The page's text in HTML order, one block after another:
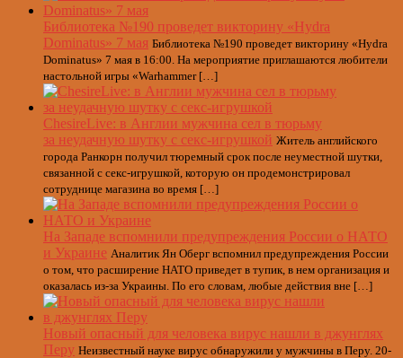
Библиотека №190 проведет викторину «Hydra
Dominatus» 7 мая Библиотека №190 проведет викторину «Hydra
Dominatus» 7 мая в 16:00. На мероприятие приглашаются любители
настольной игры «Warhammer […]
ChesireLive: в Англии мужчина сел в тюрьму
за неудачную шутку с секс-игрушкой Житель английского
города Ранкорн получил тюремный срок после неуместной шутки,
связанной с секс-игрушкой, которую он продемонстрировал
сотруднице магазина во время […]
На Западе вспомнили предупреждения России о НАТО
и Украине Аналитик Ян Оберг вспомнил предупреждения России
о том, что расширение НАТО приведет в тупик, в нем организация и
оказалась из-за Украины. По его словам, любые действия вне […]
Новый опасный для человека вирус нашли в джунглях
Перу Неизвестный науке вирус обнаружили у мужчины в Перу. 20-